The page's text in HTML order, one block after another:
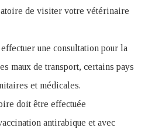
de visiter votre vétérinaire
une consultation pour la
maux de transport, certains pays
et médicales.
doit être effectuée
antirabique et avec